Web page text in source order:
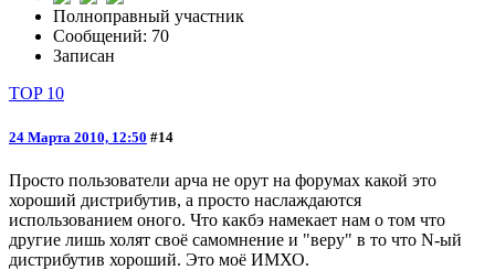
Полноправный участник
Сообщений: 70
Записан
TOP 10
24 Марта 2010, 12:50 #14
Просто пользователи арча не орут на форумах какой это
хороший дистрибутив, а просто наслаждаются
использованием оного. Что какбэ намекает нам о том что
другие лишь холят своё самомнение и "веру" в то что N-ый
дистрибутив хороший. Это моё ИМХО.